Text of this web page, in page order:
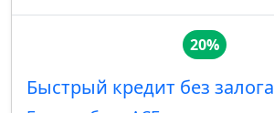
20%
Быстрый кредит без залога